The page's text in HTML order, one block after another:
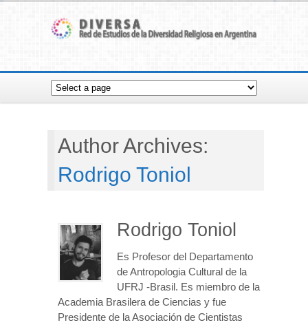
Author Archives:
Rodrigo Toniol
Rodrigo Toniol
Es Profesor del Departamento
de Antropologia Cultural de la
UFRJ -Brasil. Es miembro de la
Academia Brasilera de Ciencias y fue
Presidente de la Asociación de Cientistas